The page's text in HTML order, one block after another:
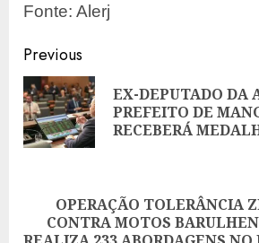
Fonte: Alerj
Post
navigation
Previous
EX-DEPUTADO DA
PREFEITO DE
RECEBERÁ
Next
OPERAÇÃO TOLERÂNCIA
CONTRA MOTOS